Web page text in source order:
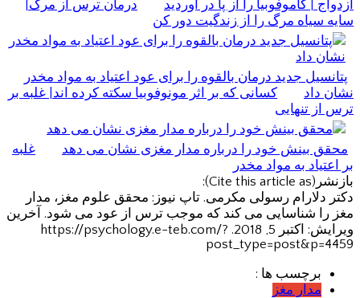
ازدواج | گاموفوبیا را از پا در آوردید
درمان ترس از مرگ|
سایه سیاه مرگ را از زندگیت دور کن
پتانسیل جدید درمان بالقوه را برای عود اعتیاد به مواد مخدر
نشان داد
کسانی که بر اثر مونوفوبیا سکته کرده اند| غلبه بر
ترس از تنهایی
محقق بینش خود را درباره مدار مغزی نشان می دهد
غلبه
بر اعتیاد به مواد مخدر
بازنشر(Cite this article as):
دکتر دلارام رسولی مکرمی. تاپ نیوز: محقق علوم مغز، مدار
مغز را شناسایی می کند که موجب ترس از عود می شود. آخرین
ویرایش: اکتبر 5, 2018. https://psychology.e-teb.com/?
post_type=post&p=4459
برچسب ها :
مدار مغز